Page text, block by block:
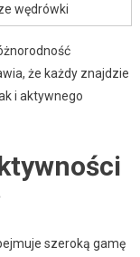
wędrówki
że każdy znajdzie
i aktywnego
szeroką gamę